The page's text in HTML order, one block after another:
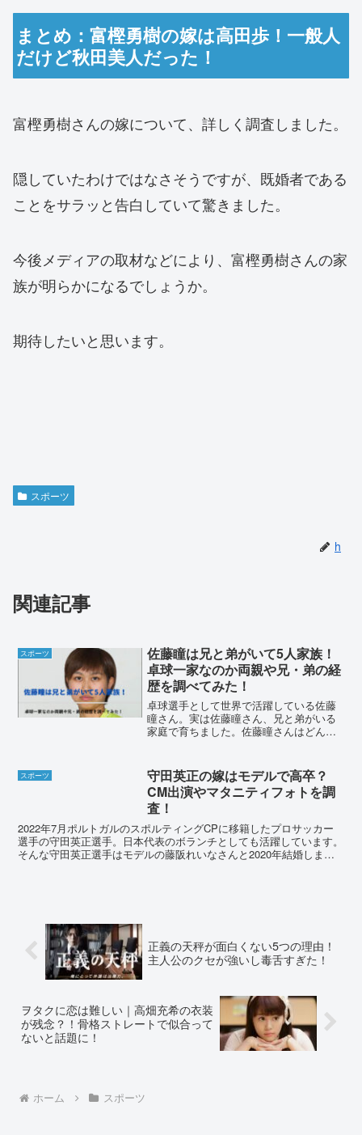
まとめ：富樫勇樹の嫁は高田歩！一般人
だけど秋田美人だった！
富樫勇樹さんの嫁について、詳しく調査しました。
隠していたわけではなさそうですが、既婚者である
ことをサラッと告白していて驚きました。
今後メディアの取材などにより、富樫勇樹さんの家
族が明らかになるでしょうか。
期待したいと思います。
スポーツ
h
関連記事
スポーツ
佐藤瞳は兄と弟がいて5人家族！
卓球一家なのか両親や兄・弟の経
歴を調べてみた！
卓球選手として世界で活躍している佐藤
瞳さん。実は佐藤瞳さん、兄と弟がいる
家庭で育ちました。佐藤瞳さんはどんな
て5人家族！2017年4月には、卓球の世界
ランキングで9位に...
スポーツ
守田英正の嫁はモデルで高卒？
CM出演やマタニティフォトを調
査！
2022年7月ポルトガルのスポルティングCPに移籍したプロサッカー
選手の守田英正選手。日本代表のボランチとしても活躍しています。
そんな守田英正選手はモデルの藤阪れいなさんと2020年結婚しまし
正義の天秤が面白くない5つの理由！
主人公のクセが強いし毒舌すぎた！
ヲタクに恋は難しい｜高畑充希の衣装
が残念？！骨格ストレートで似合って
ないと話題に！
ホーム スポーツ